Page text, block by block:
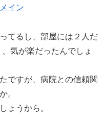
イン
てるし、部屋には２人だ
気が楽だったんでしょ
ですが、病院との信頼関
。
ょうから。